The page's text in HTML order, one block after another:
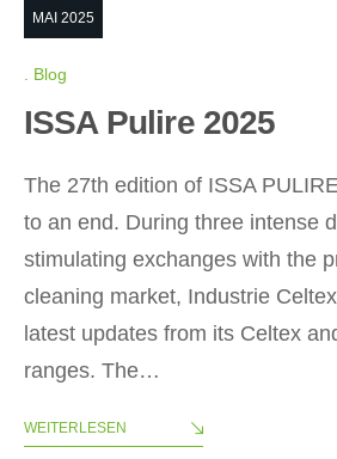
MAI 2025
Blog
ISSA Pulire 2025
The 27th edition of ISSA
to an end. During three intense
stimulating exchanges with the
cleaning market, Industrie
latest updates from its Celtex
ranges. The…
WEITERLESEN